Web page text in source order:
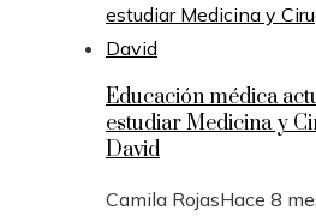
Educación médica
estudiar Medicina y
David
Camila RojasHace 8